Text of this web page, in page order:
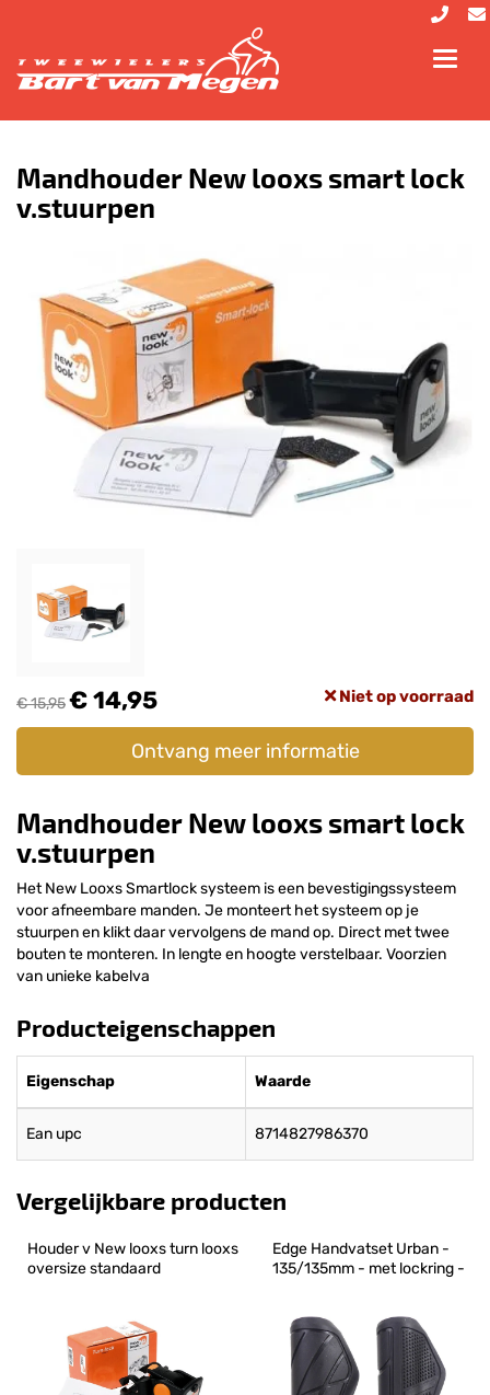
Mandhouder New looxs smart lock
v.stuurpen
€ 15,95€ 14,95 Niet op voorraad
Ontvang meer informatie
Mandhouder New looxs smart lock
v.stuurpen
Het New Looxs Smartlock systeem is een bevestigingssysteem
voor afneembare manden. Je monteert het systeem op je
stuurpen en klikt daar vervolgens de mand op. Direct met twee
bouten te monteren. In lengte en hoogte verstelbaar. Voorzien
van unieke kabelva
Producteigenschappen
Eigenschap Waarde
Ean upc 8714827986370
Vergelijkbare producten
Houder v New looxs turn looxs
oversize standaard
Edge Handvatset Urban -
135/135mm - met lockring -